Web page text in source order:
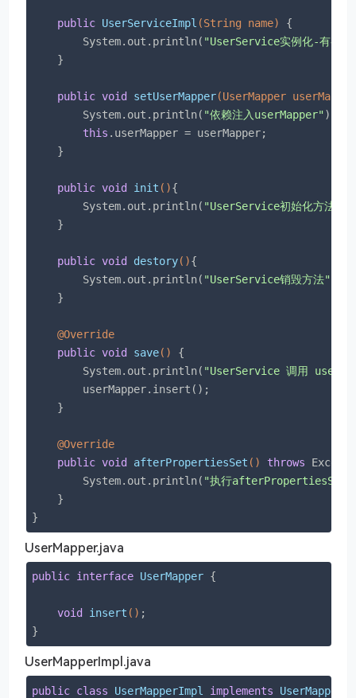
public UserServiceImpl (String name)
{
        System.out.println(
"UserService实例化-有参构
    }
public void setUserMapper(UserMapper
        System.out.println(
"依赖注入userMapper");
this .userMapper = userMapper;
    }
public void init (){
        System.out.println(
"UserService初始化方法"
    }
public void destory(){
        System.out.println(
"UserService销毁方法"
    }
@Override
public void save()
{
        System.out.println(
"UserService 调用
        userMapper.insert();
    }
@Override
public void afterPropertiesSet () throws
        System.out.println(
"执行afterPropertiesSet
    }
UserMapper.java
public interface UserMapper {
void insert () ;
}
UserMapperImpl.java
public class UserMapperImpl implements UserMapper